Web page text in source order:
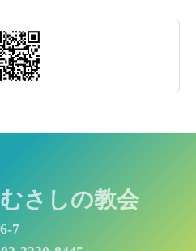
むさしの教会
7